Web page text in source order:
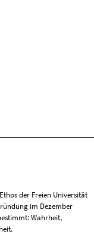
der Freien Universität
im Dezember
Wahrheit,